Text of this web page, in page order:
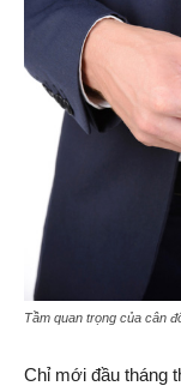
Tầm quan trọng của cân
Chỉ mới đầu tháng